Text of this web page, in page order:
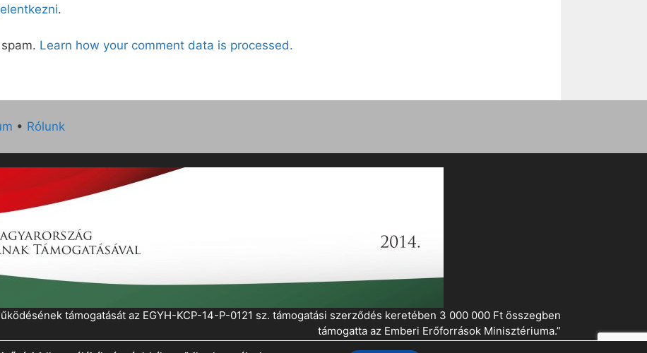
.
Learn how your comment data is processed.
• Rólunk
támogatását az EGYH-KCP-14-P-0121 sz. támogatási szerződés keretében 3 000 000 Ft összegben
támogatta az Emberi Erőforrások Minisztériuma.”